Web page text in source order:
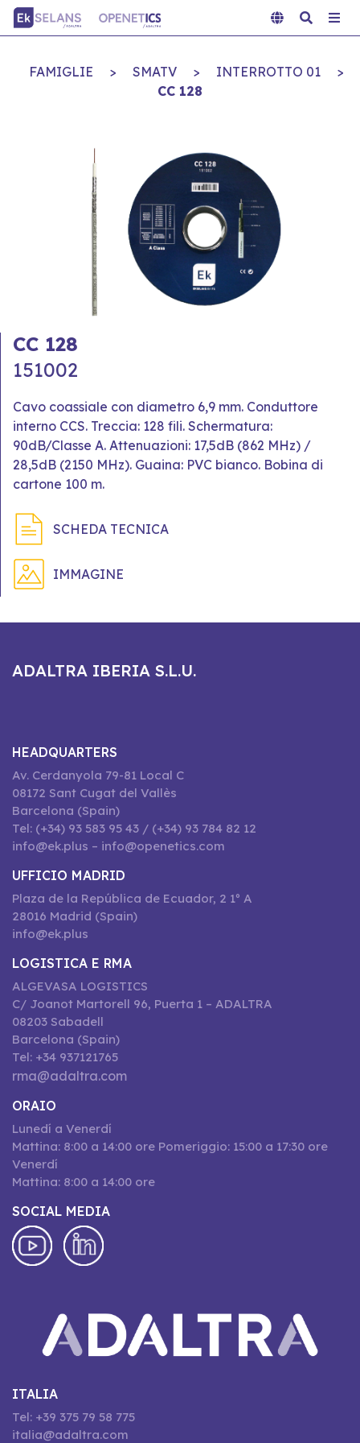
FAMIGLIE > SMATV > INTERROTTO 01
>
CC 128
CC 128
151002
Cavo coassiale con diametro 6,9 mm. Conduttore
interno CCS. Treccia: 128 fili. Schermatura:
90dB/Classe A. Attenuazioni: 17,5dB (862 MHz) /
28,5dB (2150 MHz). Guaina: PVC bianco. Bobina di
cartone 100 m.
SCHEDA TECNICA
IMMAGINE
ADALTRA IBERIA S.L.U.
HEADQUARTERS
Av. Cerdanyola 79-81 Local C
08172 Sant Cugat del Vallès
Barcelona (Spain)
Tel: (+34) 93 583 95 43 / (+34) 93 784 82 12
info@ek.plus – info@openetics.com
UFFICIO MADRID
Plaza de la República de Ecuador, 2 1º A
28016 Madrid (Spain)
info@ek.plus
LOGISTICA E RMA
ALGEVASA LOGISTICS
C/ Joanot Martorell 96, Puerta 1 – ADALTRA
08203 Sabadell
Barcelona (Spain)
Tel: +34 937121765
rma@adaltra.com
ORAIO
Lunedí a Venerdí
Mattina: 8:00 a 14:00 ore Pomeriggio: 15:00 a 17:30 ore
Venerdí
Mattina: 8:00 a 14:00 ore
SOCIAL MEDIA
ITALIA
Tel: +39 375 79 58 775
italia@adaltra.com